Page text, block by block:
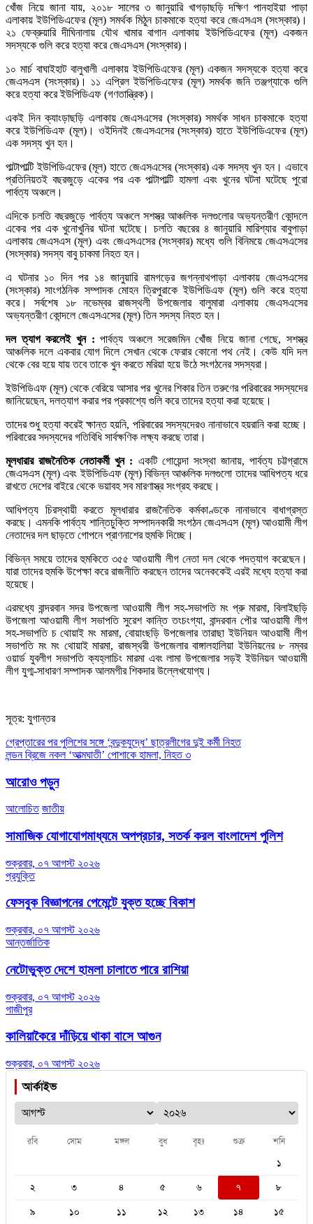
খোঁজ নিয়ে জানা যায়, ২০১৮ সালের ৩ জানুয়ারি খাগড়াছড়ি দক্ষিণ পানহাইয়া পাড়া
এলাকায় ইউপিডিএফের (মূল) সমর্থক মিঠুন চাকমাকে হত্যা করে জেএসএস (সংস্কার)।
২১ ফেব্রুয়ারি দীঘিনালায় যৌথ খামার বাগান এলাকায় ইউপিডিএফের (মূল) একজন
সদস্যকে গুলি করে হত্যা করে জেএসএস (সংস্কার)।
১০ মার্চ বাঘাইহাট বালুখালী এলাকায় ইউপিডিএফের (মূল) একজন সদস্যকে হত্যা করে
জেএসএস (সংস্কার)। ১১ এপ্রিল ইউপিডিএফের (মূল) সমর্থক জনি তঞ্জগ্যাকে গুলি
করে হত্যা করে ইউপিডিএফ (গণতান্ত্রিক)।
একই দিন ক্যাংড়াছড়ি এলাকায় জেএসএসের (সংস্কার) সমর্থক সাধন চাকমাকে হত্যা
করে ইউপিডিএফ (মূল)। ওইদিনই জেএসএসের (সংস্কার) হাতে ইউপিডিএফের (মূল)
এক সদস্য খুন হন।
পাল্টাপাল্টি ইউপিডিএফের (মূল) হাতে জেএসএসের (সংস্কার) এক সদস্য খুন হন। এভাবে
প্রতিনিয়তই বছরজুড়ে একের পর এক পাল্টাপাল্টি হামলা এবং খুনের ঘটনা ঘটেছে পুরো
পার্বত্য অঞ্চলে।
এদিকে চলতি বছরজুড়ে পার্বত্য অঞ্চলে সশস্ত্র আঞ্চলিক দলগুলোর অভ্যন্তরীণ কোন্দলে
একের পর এক খুনোখুনির ঘটনা ঘটেছে। চলতি বছরের ৪ জানুয়ারি মারিশ্যার বাবুপাড়া
এলাকায় জেএসএস (মূল) এবং জেএসএসের (সংস্কার) মধ্যে গুলি বিনিময়ে জেএসএসের
(সংস্কার) সদস্য বাবু চাকমা নিহত হন।
এ ঘটনার ১০ দিন পর ১৪ জানুয়ারি রামগড়ের জগন্নাথপাড়া এলাকায় জেএসএসের
(সংস্কার) সাংগঠনিক সম্পাদক মোহন ত্রিপুরাকে ইউপিডিএফ (মূল) গুলি করে হত্যা
করে। সর্বশেষ ১৮ নভেম্বর রাজস্থলী উপজেলার বালুমারা এলাকায় জেএসএসের
অভ্যন্তরীণ কোন্দলে জেএসএসের (মূল) তিন সদস্য নিহত হন।
দল ত্যাগ করলেই খুন : পার্বত্য অঞ্চলে সরেজমিন খোঁজ নিয়ে জানা গেছে, সশস্ত্র
আঞ্চলিক দলে একবার যোগ দিলে সেখান থেকে ফেরার কোনো পথ নেই। কেউ যদি দল
থেকে বের হয়ে যায় তবে তাকে খুন করতে মরিয়া হয়ে উঠে সংগঠনের সদস্যরা।
ইউপিডিএফ (মূল) থেকে বেরিয়ে আসার পর খুনের শিকার তিন তরুণের পরিবারের সদস্যদের
জানিয়েছেন, দলত্যাগ করার পর প্রকাশ্যে গুলি করে তাদের হত্যা করা হয়েছে।
তাদের শুধু হত্যা করেই ক্ষান্ত হয়নি, পরিবারের সদস্যদেরও নানাভাবে হয়রানি করা হচ্ছে।
পরিবারের সদস্যদের গতিবিধি সার্বক্ষণিক লক্ষ্য করছে তারা।
মূলধারার রাজনৈতিক নেতাকর্মী খুন : একটি গোয়েন্দা সংস্থা জানায়, পার্বত্য চট্টগ্রামে
জেএসএস (মূল) এবং ইউপিডিএফ (মূল) বিভিন্ন আঞ্চলিক দলগুলো তাদের আধিপত্য ধরে
রাখতে দেশের বাইরে থেকে ভয়াবহ সব মারণাস্ত্র সংগ্রহ করছে।
আধিপত্য চিরস্থায়ী করতে মূলধারার রাজনৈতিক কর্মকাণ্ডকে নানাভাবে বাধাগ্রস্ত
করছে। এমনকি পার্বত্য শান্তিচুক্তি সম্পাদনকারী সংগঠন জেএসএস (মূল) আওয়ামী লীগ
নেতাদের দল ছাড়তে গোপনে প্রাণনাশের হুমকি দিচ্ছে।
বিভিন্ন সময়ে তাদের হুমকিতে ৩৫৫ আওয়ামী লীগ নেতা দল থেকে পদত্যাগ করেছেন।
যারা তাদের হুমকি উপেক্ষা করে রাজনীতি করছেন তাদের অনেককেই এরই মধ্যে হত্যা করা
হয়েছে।
এরমধ্যে বান্দরবান সদর উপজেলা আওয়ামী লীগ সহ-সভাপতি মং প্রু মারমা, বিলাইছড়ি
উপজেলা আওয়ামী লীগ সভাপতি সুরেশ কান্তি তংচংগ্যা, বান্দরবান পৌর আওয়ামী লীগ
সহ-সভাপতি চ থোয়াই মং মারমা, বোয়াংছড়ি উপজেলার তারাছা ইউনিয়ন আওয়ামী লীগ
সভাপতি মং মং থোয়াই মারমা, রাজস্থরী উপজেলার বাঙ্গালহালিয়া ইউনিয়নের ৮ নম্বর
ওয়ার্ড যুবলীগ সভাপতি ক্যহ্লাচিং মারমা এবং লামা উপজেলার সড়ই ইউনিয়ন আওয়ামী
লীগ যুগ্ম-সাধারণ সম্পাদক আলমগীর শিকদার উল্লেখযোগ্য।
সূত্র: যুগান্তর
Post
navigation
গ্রেপ্তারের পর পুলিশের সঙ্গে ‘বন্দুকযুদ্ধে’ ছাত্রলীগের দুই কর্মী নিহত
লন্ডন ব্রিজে নকল ‘আত্মঘাতী’ পোশাকে হামলা, নিহত ৩
আরোও পড়ুন
আলোচিত জাতীয়
সামাজিক যোগাযোগমাধ্যমে অপপ্রচার, সতর্ক করল বাংলাদেশ পুলিশ
শুক্রবার, ০৭ আগস্ট ২০২৬
প্রযুক্তি
ফেসবুক বিজ্ঞাপনের পেমেন্টে যুক্ত হচ্ছে বিকাশ
শুক্রবার, ০৭ আগস্ট ২০২৬
আন্তর্জাতিক
নেটোভুক্ত দেশে হামলা চালাতে পারে রাশিয়া
শুক্রবার, ০৭ আগস্ট ২০২৬
গাজীপুর
কালিয়াকৈরে দাঁড়িয়ে থাকা বাসে আগুন
শুক্রবার, ০৭ আগস্ট ২০২৬
আর্কাইভ
রবি সোম মঙ্গল বুধ বৃহঃ শুক্র শনি
১
২
৩ ৪ ৫ ৬ ৭
৮
৯
১০ ১১ ১২ ১৩ ১৪ ১৫